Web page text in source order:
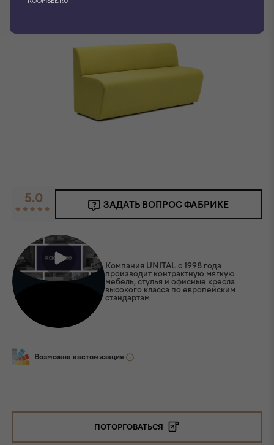
5.0 ЗАДАТЬ ВОПРОС ФАБРИКЕ
Компания UNITAL с 1998 года
производит контрактную мягкую
мебель, стулья и офисные кресла
высокого класса по европейским
стандартам
Возможна кастомизация
ПОТОРГОВАТЬСЯ